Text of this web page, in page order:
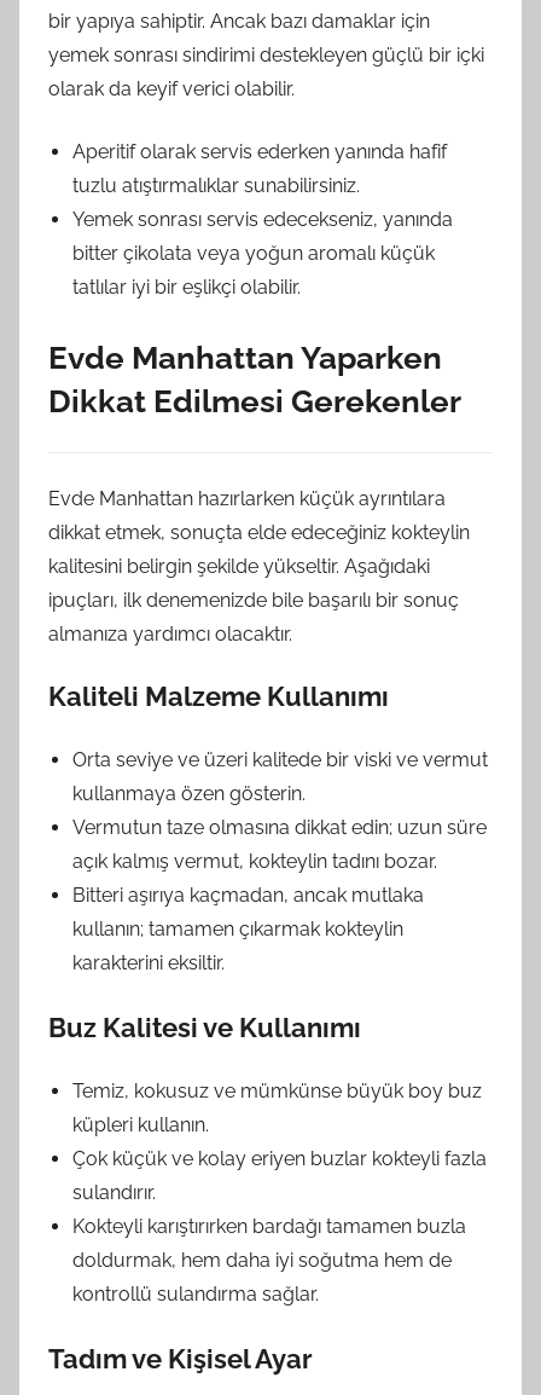
bir yapıya sahiptir. Ancak bazı damaklar için
yemek sonrası sindirimi destekleyen güçlü bir içki
olarak da keyif verici olabilir.
Aperitif olarak servis ederken yanında hafif
tuzlu atıştırmalıklar sunabilirsiniz.
Yemek sonrası servis edecekseniz, yanında
bitter çikolata veya yoğun aromalı küçük
tatlılar iyi bir eşlikçi olabilir.
Evde Manhattan Yaparken
Dikkat Edilmesi Gerekenler
Evde Manhattan hazırlarken küçük ayrıntılara
dikkat etmek, sonuçta elde edeceğiniz kokteylin
kalitesini belirgin şekilde yükseltir. Aşağıdaki
ipuçları, ilk denemenizde bile başarılı bir sonuç
almanıza yardımcı olacaktır.
Kaliteli Malzeme Kullanımı
Orta seviye ve üzeri kalitede bir viski ve vermut
kullanmaya özen gösterin.
Vermutun taze olmasına dikkat edin; uzun süre
açık kalmış vermut, kokteylin tadını bozar.
Bitteri aşırıya kaçmadan, ancak mutlaka
kullanın; tamamen çıkarmak kokteylin
karakterini eksiltir.
Buz Kalitesi ve Kullanımı
Temiz, kokusuz ve mümkünse büyük boy buz
küpleri kullanın.
Çok küçük ve kolay eriyen buzlar kokteyli fazla
sulandırır.
Kokteyli karıştırırken bardağı tamamen buzla
doldurmak, hem daha iyi soğutma hem de
kontrollü sulandırma sağlar.
Tadım ve Kişisel Ayar